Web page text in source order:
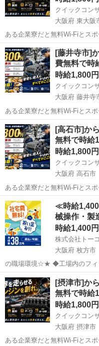
クイックコン
大阪府 東大阪
ある企業寮だと無料Wi-Fiとスポ
ちゃいま…
大阪 東大阪市 工場
[藤井寺市]
費無料で時
時給1,800円
クイックコン
大阪府 藤井寺
ある企業寮だと無料Wi-Fiとスポ
ちゃいま…
大阪 藤井寺市 工場
[高石市]か
無料で時給
時給1,800円
クイックコン
大阪府 高石市
ある企業寮だと無料Wi-Fiとスポ
ちゃいま…
大阪 高石市 工場
≪時給
械操作・製
時給1,400円
株式会社トー
大阪府 枚方市
の職場環境☆★ ◆工場内のフィ
も完備されてい…
大阪 枚方市 その他
[摂津市]か
無料で時給
時給1,800円
クイックコン
大阪府 摂津市
ある企業寮だと無料Wi-Fiとスポ